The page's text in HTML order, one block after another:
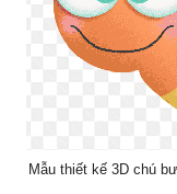
Mẫu thiết kế 3D chú